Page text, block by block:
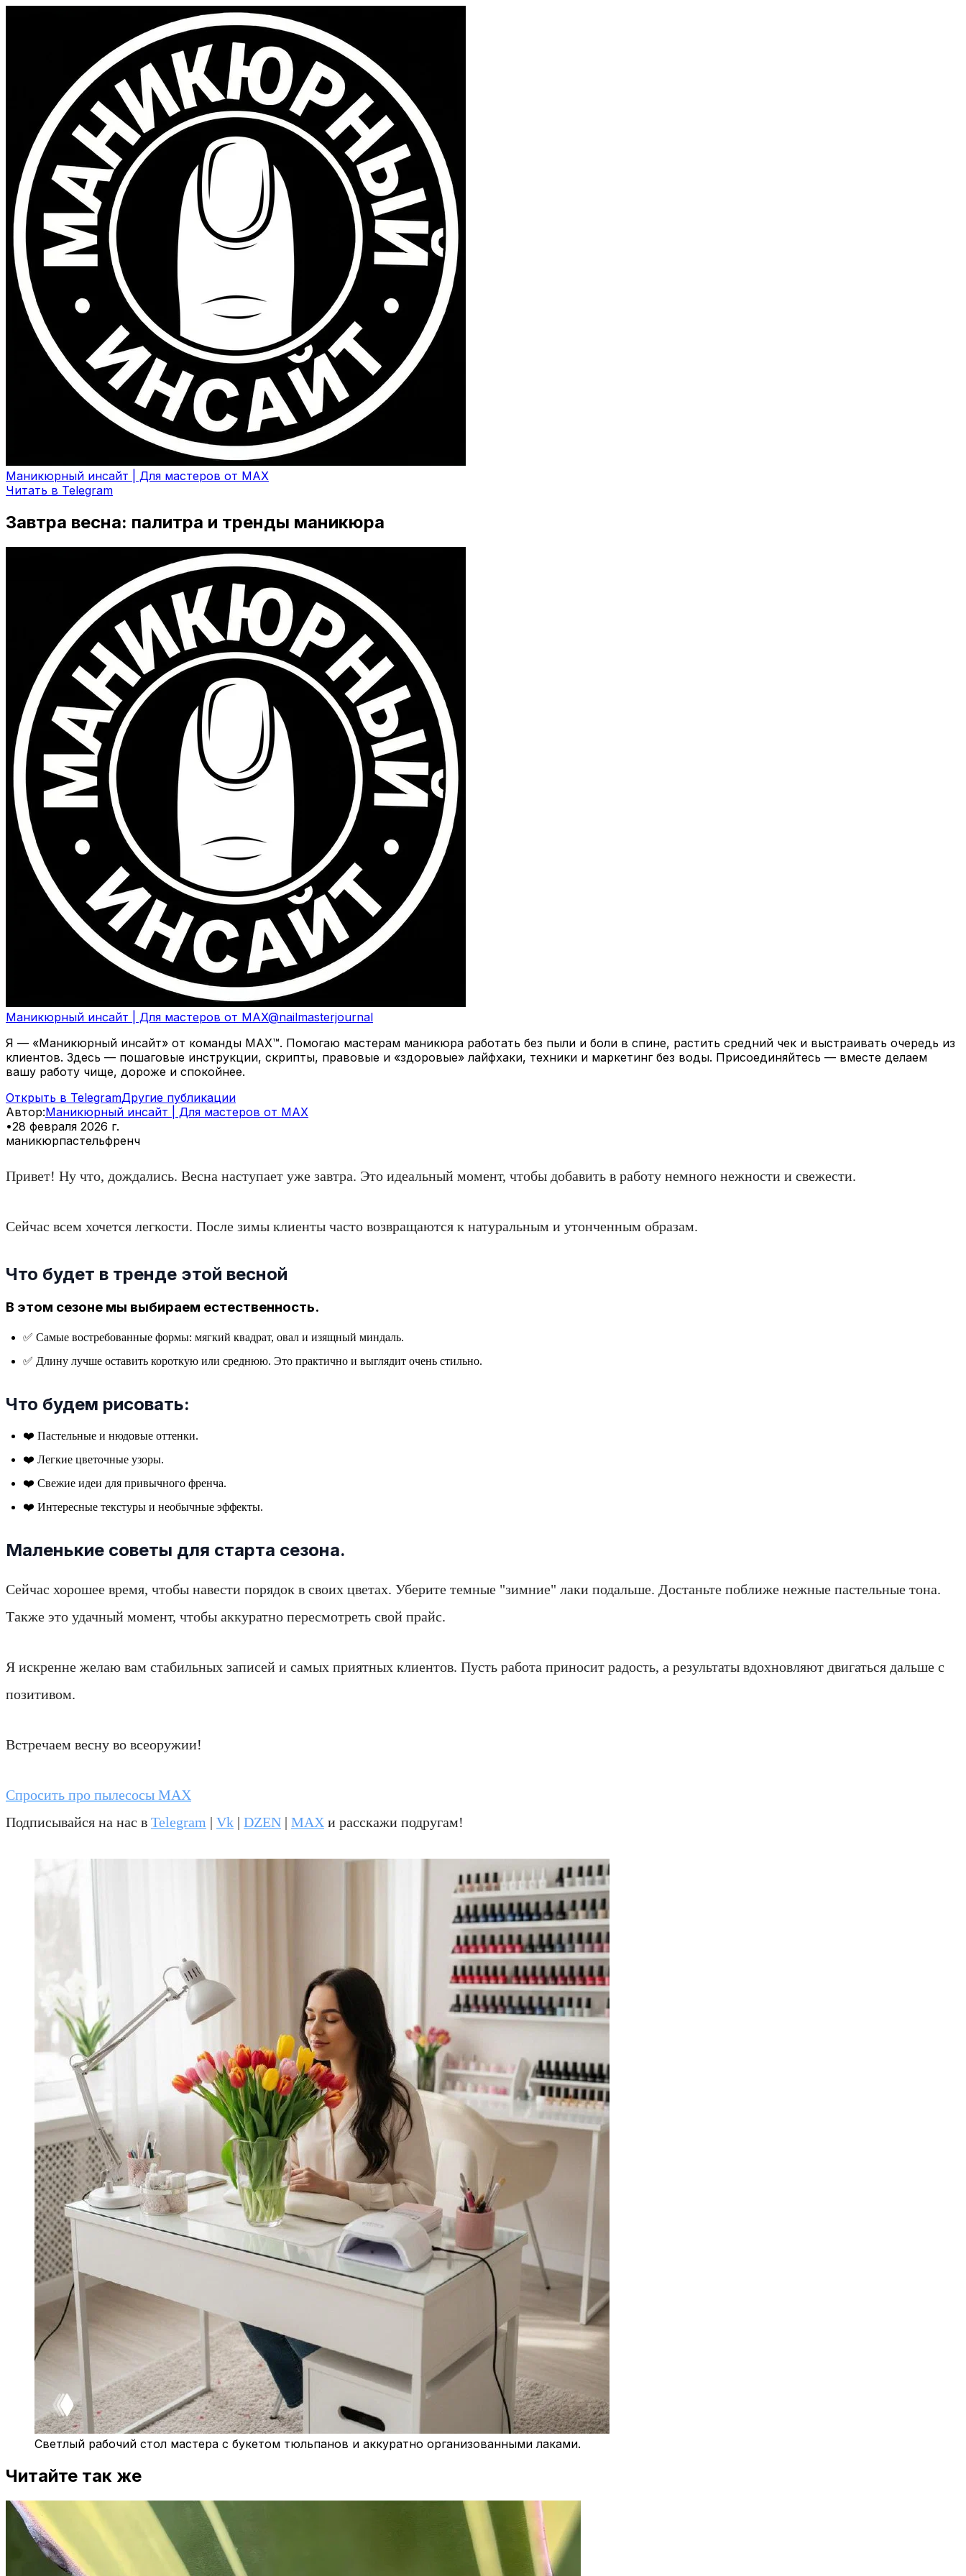
Маникюрный инсайт | Для мастеров от MAX
Читать в Telegram
Завтра весна: палитра и тренды маникюра
Маникюрный инсайт | Для мастеров от MAX@nailmasterjournal
Я — «Маникюрный инсайт» от команды MAX™. Помогаю мастерам маникюра работать без пыли и боли в спине, растить средний чек и выстраивать очередь из
клиентов. Здесь — пошаговые инструкции, скрипты, правовые и «здоровые» лайфхаки, техники и маркетинг без воды. Присоединяйтесь — вместе делаем
вашу работу чище, дороже и спокойнее.
Открыть в TelegramДругие публикации
Автор:Маникюрный инсайт | Для мастеров от MAX
•28 февраля 2026 г.
маникюрпастельфренч
Привет! Ну что, дождались. Весна наступает уже завтра. Это идеальный момент, чтобы добавить в работу немного нежности и свежести.
Сейчас всем хочется легкости. После зимы клиенты часто возвращаются к натуральным и утонченным образам.
Что будет в тренде этой весной
В этом сезоне мы выбираем естественность.
✅ Самые востребованные формы: мягкий квадрат, овал и изящный миндаль.
✅ Длину лучше оставить короткую или среднюю. Это практично и выглядит очень стильно.
Что будем рисовать:
❤️ Пастельные и нюдовые оттенки.
❤️ Легкие цветочные узоры.
❤️ Свежие идеи для привычного френча.
❤️ Интересные текстуры и необычные эффекты.
Маленькие советы для старта сезона.
Сейчас хорошее время, чтобы навести порядок в своих цветах. Уберите темные "зимние" лаки подальше. Достаньте поближе нежные пастельные тона.
Также это удачный момент, чтобы аккуратно пересмотреть свой прайс.
Я искренне желаю вам стабильных записей и самых приятных клиентов. Пусть работа приносит радость, а результаты вдохновляют двигаться дальше с
позитивом.
Встречаем весну во всеоружии!
Спросить про пылесосы MAX
Подписывайся на нас в Telegram | Vk | DZEN | MAX и расскажи подругам!
Светлый рабочий стол мастера с букетом тюльпанов и аккуратно организованными лаками.
Читайте так же